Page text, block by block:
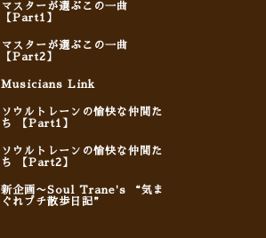
マスターが選ぶこの一曲
【Part1】
マスターが選ぶこの一曲
【Part2】
Musicians Link
ソウルトレーンの愉快な仲間た
ち 【Part1】
ソウルトレーンの愉快な仲間た
ち 【Part2】
新企画〜Soul Trane's “気ま
ぐれプチ散歩日記”